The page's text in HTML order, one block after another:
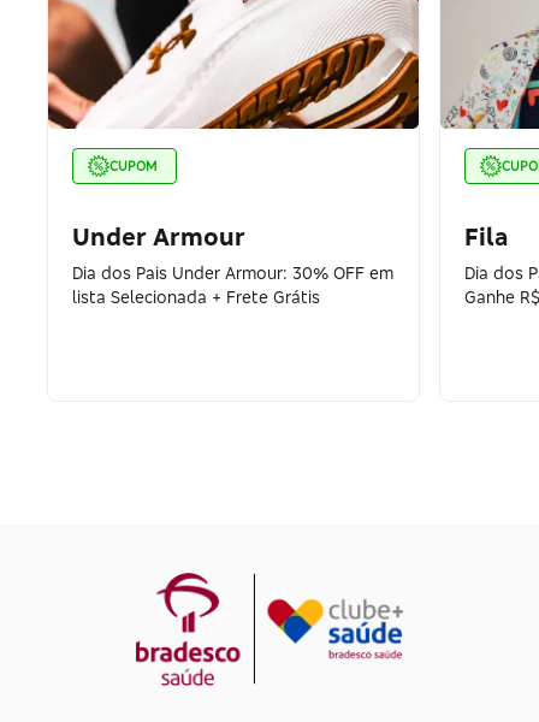
CUPOM
Under Armour
Dia dos Pais Under Armour: 30% OFF em
lista Selecionada + Frete Grátis
Fila
Dia dos
Ganhe